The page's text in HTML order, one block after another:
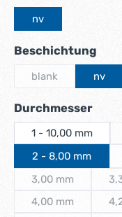
nv
Beschichtung
blank nv
Durchmesser
1 - 10,00 mm
2 - 8,00 mm
3,00 mm
(Diese Option
4,00 mm
(Diese Option